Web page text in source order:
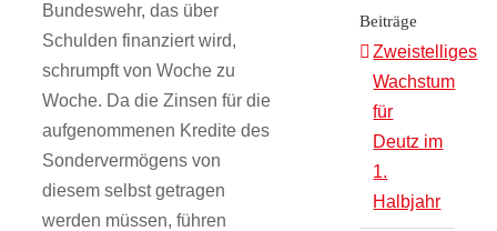
Bundeswehr, das über
Schulden finanziert wird,
schrumpft von Woche zu
Woche. Da die Zinsen für die
aufgenommenen Kredite des
Sondervermögens von
diesem selbst getragen
werden müssen, führen
Beiträge
Zweistelliges
Wachstum
für
Deutz im
1.
Halbjahr